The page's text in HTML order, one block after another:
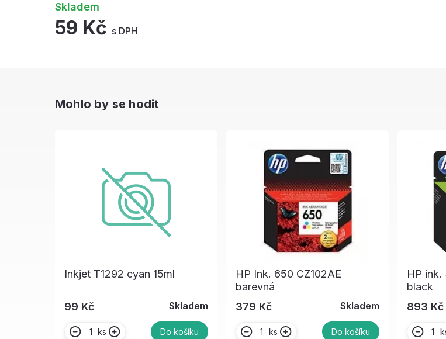
Skladem
59 Kč s DPH
Mohlo by se hodit
Inkjet T1292 cyan 15ml
99 Kč Skladem
ks Do košíku
HP Ink. 650 CZ102AE
barevná
379 Kč
Skladem
ks Do košíku
HP
black
893 Kč